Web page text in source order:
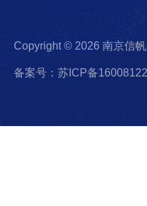
Copyright © 2026 南京信
备案号：苏ICP备